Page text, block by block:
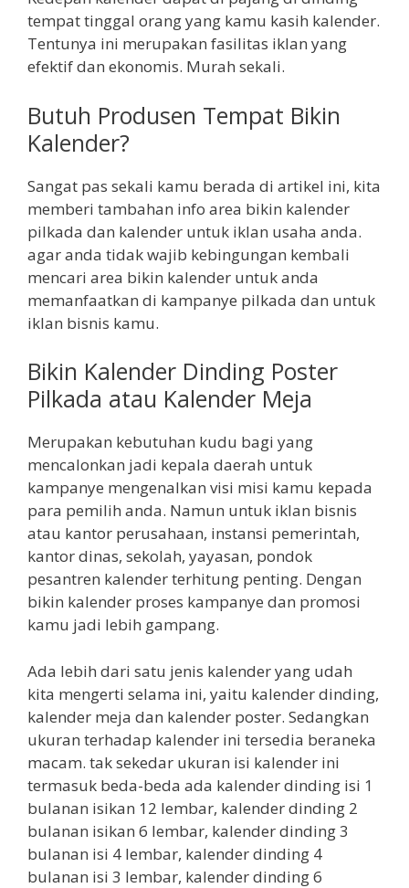
tempat tinggal orang yang kamu kasih kalender.
Tentunya ini merupakan fasilitas iklan yang
efektif dan ekonomis. Murah sekali.
Butuh Produsen Tempat Bikin
Kalender?
Sangat pas sekali kamu berada di artikel ini, kita
memberi tambahan info area bikin kalender
pilkada dan kalender untuk iklan usaha anda.
agar anda tidak wajib kebingungan kembali
mencari area bikin kalender untuk anda
memanfaatkan di kampanye pilkada dan untuk
iklan bisnis kamu.
Bikin Kalender Dinding Poster
Pilkada atau Kalender Meja
Merupakan kebutuhan kudu bagi yang
mencalonkan jadi kepala daerah untuk
kampanye mengenalkan visi misi kamu kepada
para pemilih anda. Namun untuk iklan bisnis
atau kantor perusahaan, instansi pemerintah,
kantor dinas, sekolah, yayasan, pondok
pesantren kalender terhitung penting. Dengan
bikin kalender proses kampanye dan promosi
kamu jadi lebih gampang.
Ada lebih dari satu jenis kalender yang udah
kita mengerti selama ini, yaitu kalender dinding,
kalender meja dan kalender poster. Sedangkan
ukuran terhadap kalender ini tersedia beraneka
macam. tak sekedar ukuran isi kalender ini
termasuk beda-beda ada kalender dinding isi 1
bulanan isikan 12 lembar, kalender dinding 2
bulanan isikan 6 lembar, kalender dinding 3
bulanan isi 4 lembar, kalender dinding 4
bulanan isi 3 lembar, kalender dinding 6